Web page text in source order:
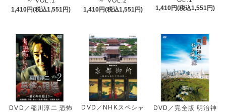
1,410円(税込1,551円)
1,410円(税込1,551円)
1,410円(税込1,551円)
DVD／稲川淳二 恐怖
DVD／NHKスペシャ
DVD／完全版 明治神